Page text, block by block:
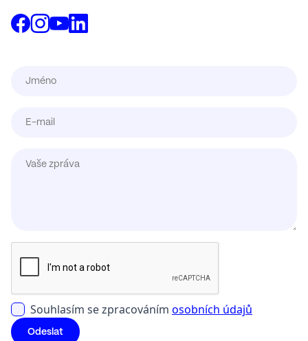
Souhlasím se zpracováním osobních údajů